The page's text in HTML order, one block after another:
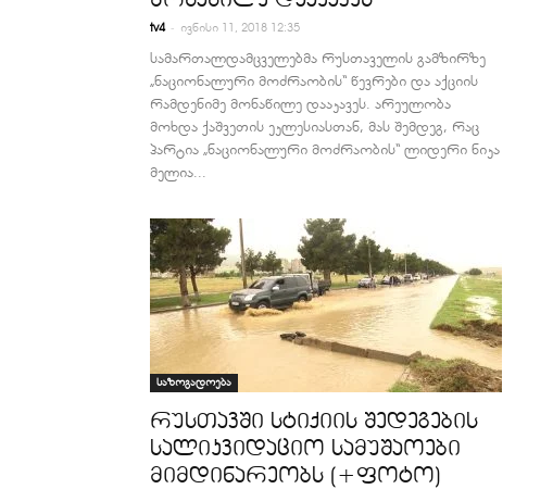
tv4 - ივნისი 11, 2018 12:35
სამართალდამცველებმა რუსთაველის გამზირზე
„ნაციონალური მოძრაობის“ წევრები და აქციის
რამდენიმე მონაწილე დააკავეს. არეულობა
მოხდა ქაშვეთის ეკლესიასთან, მას შემდეგ, რაც
პარტია „ნაციონალური მოძრაობის“ ლიდერი ნიკა
მელია...
საზოგადოება
რუსთავში სტიქიის შედეგების
სალიკვიდაციო სამუშაოები
მიმდინარეობს (+ფოტო)